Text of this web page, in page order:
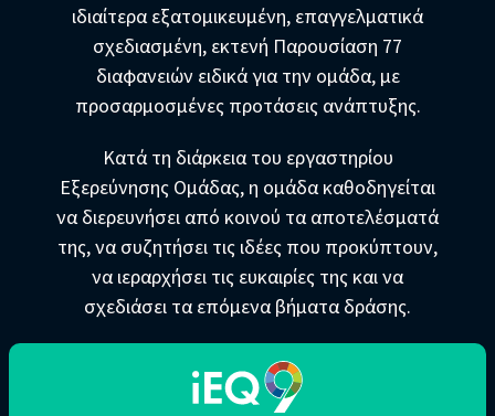
ιδιαίτερα εξατομικευμένη, επαγγελματικά
σχεδιασμένη, εκτενή Παρουσίαση 77
διαφανειών ειδικά για την ομάδα, με
προσαρμοσμένες προτάσεις ανάπτυξης.
Κατά τη διάρκεια του εργαστηρίου
Εξερεύνησης Ομάδας, η ομάδα καθοδηγείται
να διερευνήσει από κοινού τα αποτελέσματά
της, να συζητήσει τις ιδέες που προκύπτουν,
να ιεραρχήσει τις ευκαιρίες της και να
σχεδιάσει τα επόμενα βήματα δράσης.